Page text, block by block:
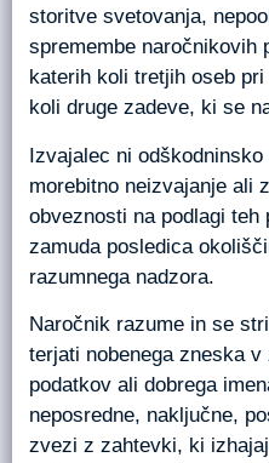
storitve svetovanja,
spremembe naročnikovih
katerih koli tretjih oseb
koli druge zadeve, ki se
Izvajalec ni
morebitno neizvajanje ali
obveznosti na podlagi teh
zamuda posledica
razumnega nadzora.
Naročnik razume in se
terjati nobenega zneska
podatkov ali dobrega
neposredne, naključne,
zvezi z zahtevki, ki